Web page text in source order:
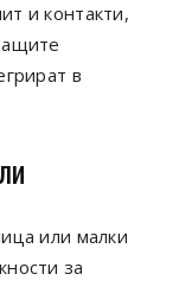
и контакти,
в
или малки
за